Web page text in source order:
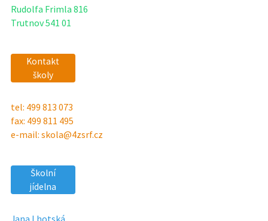
Rudolfa Frimla 816
Trutnov 541 01
Kontakt
školy
tel: 499 813 073
fax: 499 811 495
e-mail: skola@4zsrf.cz
Školní
jídelna